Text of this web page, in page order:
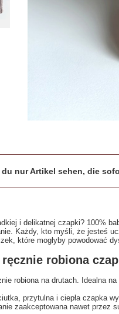
nur Artikel sehen, die
i delikatnej czapki? 100%
Każdy, kto myśli, że jesteś
które mogłyby powodować
ręcznie robiona
robiona na drutach. Idealna na
przytulna i ciepła czapka
zaakceptowana nawet przez